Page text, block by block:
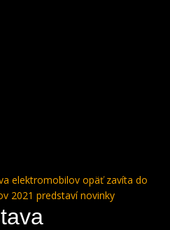
elektromobilov opäť zavíta do
2021 predstaví novinky